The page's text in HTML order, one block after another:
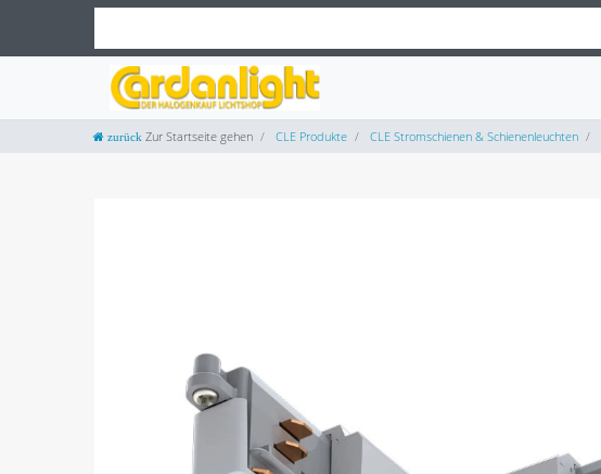
Zur Startseite gehen CLE Produkte CLE Stromschienen & Schienenleuchten